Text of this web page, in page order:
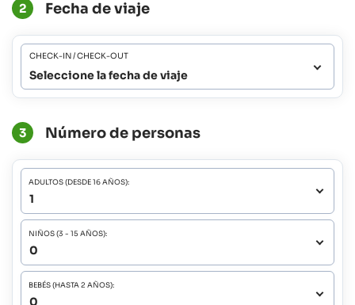
2 Fecha de viaje
CHECK-IN / CHECK-OUT
Seleccione la fecha de viaje
3 Número de personas
ADULTOS (DESDE 16 AÑOS):
NIÑOS (3 - 15 AÑOS):
BEBÉS (HASTA 2 AÑOS):